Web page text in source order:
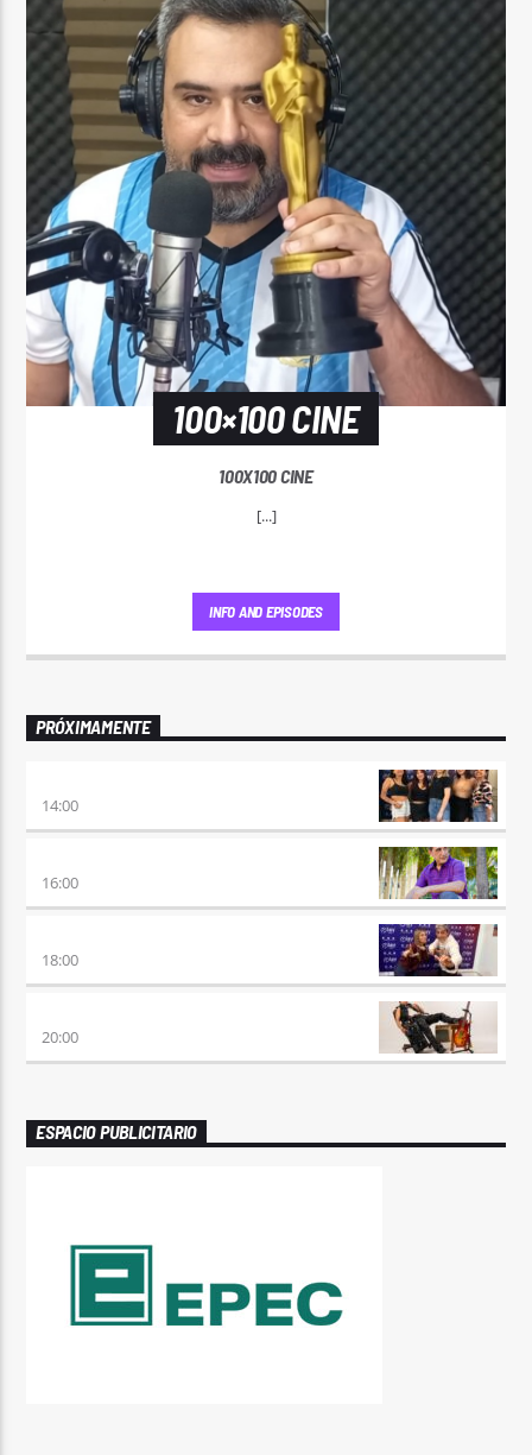
100×100 CINE
100X100 CINE
[...]
INFO AND EPISODES
PRÓXIMAMENTE
14:00
16:00
18:00
20:00
ESPACIO PUBLICITARIO